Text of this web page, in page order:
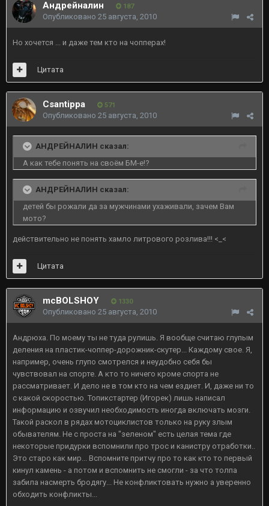
Андрейналин 187
Опубликовано 25 августа, 2010
Но хочется ... и даже тем кто на чопперах!
Цитата
Csantippa 571
Опубликовано 25 августа, 2010
АНДРЕЙНАЛИН сказал:
А как тебе понять на своём БМ-е!?
АНДРЕЙНАЛИН сказал:
детей бы рожали да за мужчинами ухаживали, зачем Вам
мото?
действительно не понять хамло литрового розлива!!! <_<
Цитата
mcBOLSHOY 1330
Опубликовано 25 августа, 2010
Андрюха. По моему ты не туда рулишь. Я вообще считаю глупым
деления на пластик-чоппер-дорожник-скутер... Каждому свое. Я,
например, очень глупо смотрелся и неудобно себя бы
чувствовал на спорте. А кто то ничего кроме спорта не
рассматривает. И дело не в том кто на чем ездиет. И, даже ни то
с какой скоростью. Топикстартер (Игорек) лишь написал
информацию и озвучил необходимость иногда включать мозги.
Такой раскол в рядах мотоциклистов только на руку злым
обывателям. Не с проста на "зеленом" есть целая тема где
некоторые придурки вспомнили про трос и канистру отработки..
Это старо как мир... Вспомните притчу про то как кто то первый
кинул камень - а потом и вспомнить не смогли - за что толпа
забила насмерть бродягу... Не конфликтовать нужно а уверенно
обходить конфликты...